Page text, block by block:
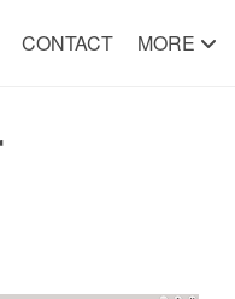
CONTACT MORE